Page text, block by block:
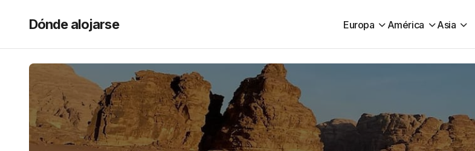
Dónde alojarse Europa América Asia